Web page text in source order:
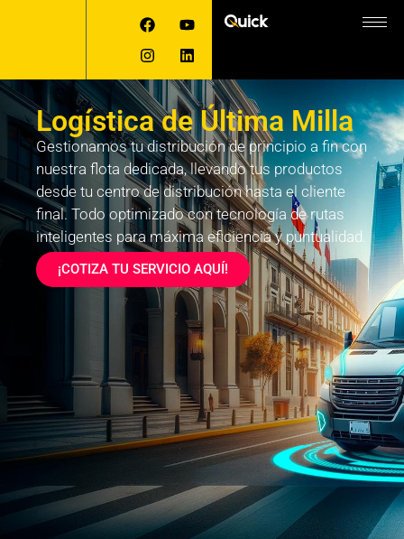
Logística de Última Milla
Gestionamos tu distribución de principio a fin con
nuestra flota dedicada, llevando tus productos
desde tu centro de distribución hasta el cliente
final. Todo optimizado con tecnología de rutas
inteligentes para máxima eficiencia y puntualidad.
¡COTIZA TU SERVICIO AQUÍ!